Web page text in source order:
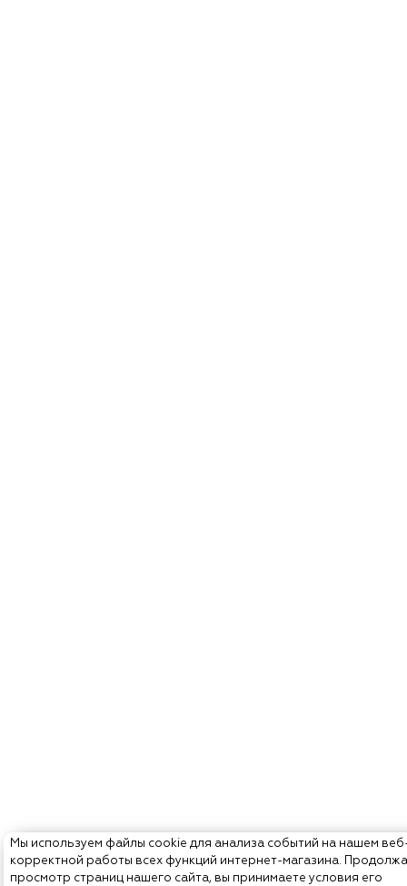
Мы используем файлы cookie для анализа событий на нашем
корректной работы всех функций интернет-магазина.
просмотр страниц нашего сайта, вы принимаете условия его